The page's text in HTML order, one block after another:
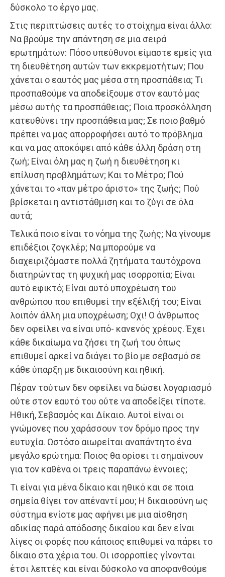
δύσκολο το έργο μας.
Στις περιπτώσεις αυτές το στοίχημα είναι άλλο:
Να βρούμε την απάντηση σε μια σειρά
ερωτημάτων: Πόσο υπεύθυνοι είμαστε εμείς για
τη διευθέτηση αυτών των εκκρεμοτήτων; Που
χάνεται ο εαυτός μας μέσα στη προσπάθεια; Τι
προσπαθούμε να αποδείξουμε στον εαυτό μας
μέσω αυτής τα προσπάθειας; Ποια προσκόλληση
κατευθύνει την προσπάθεια μας; Σε ποιο βαθμό
πρέπει να μας απορροφήσει αυτό το πρόβλημα
και να μας αποκόψει από κάθε άλλη δράση στη
ζωή; Είναι όλη μας η ζωή η διευθέτηση κι
επίλυση προβλημάτων; Και το Μέτρο; Πού
χάνεται το «παν μέτρο άριστο» της ζωής; Πού
βρίσκεται η αντιστάθμιση και το ζύγι σε όλα
αυτά;
Τελικά ποιο είναι το νόημα της ζωής; Να γίνουμε
επιδέξιοι ζογκλέρ; Να μπορούμε να
διαχειριζόμαστε πολλά ζητήματα ταυτόχρονα
διατηρώντας τη ψυχική μας ισορροπία; Είναι
αυτό εφικτό; Είναι αυτό υποχρέωση του
ανθρώπου που επιθυμεί την εξέλιξή του; Είναι
λοιπόν άλλη μια υποχρέωση; Οχι! Ο άνθρωπος
δεν οφείλει να είναι υπό- κανενός χρέους. Έχει
κάθε δικαίωμα να ζήσει τη ζωή του όπως
επιθυμεί αρκεί να διάγει το βίο με σεβασμό σε
κάθε ύπαρξη με δικαιοσύνη και ηθική.
Πέραν τούτων δεν οφείλει να δώσει λογαριασμό
ούτε στον εαυτό του ούτε να αποδείξει τίποτε.
Ηθική, Σεβασμός και Δίκαιο. Αυτοί είναι οι
γνώμονες που χαράσσουν τον δρόμο προς την
ευτυχία. Ωστόσο αιωρείται αναπάντητο ένα
μεγάλο ερώτημα: Ποιος θα ορίσει τι σημαίνουν
για τον καθένα οι τρεις παραπάνω έννοιες;
Τι είναι για μένα δίκαιο και ηθικό και σε ποια
σημεία θίγει τον απέναντί μου; Η δικαιοσύνη ως
σύστημα ενίοτε μας αφήνει με μια αίσθηση
αδικίας παρά απόδοσης δικαίου και δεν είναι
λίγες οι φορές που κάποιος επιθυμεί να πάρει το
δίκαιο στα χέρια του. Οι ισορροπίες γίνονται
έτσι λεπτές και είναι δύσκολο να αποφανθούμε